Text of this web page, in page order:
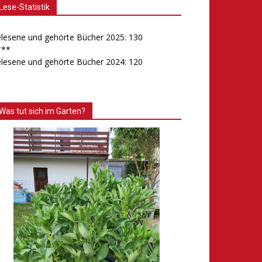
Lese-Statistik
und gehörte Bücher 2025: 130
und gehörte Bücher 2024: 120
tut sich im Garten?